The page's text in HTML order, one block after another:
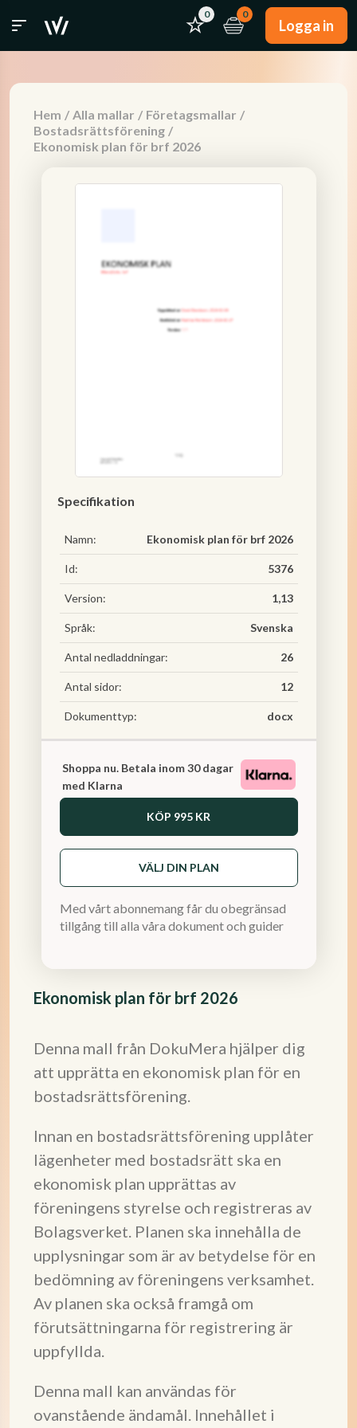
0 0
Logga in
Hem / Alla mallar / Företagsmallar /
Bostadsrättsförening /
Ekonomisk plan för brf 2026
Ekonomisk plan för brf 2026
Denna mall från DokuMera hjälper dig
att upprätta en ekonomisk plan för en
bostadsrättsförening.
Innan en bostadsrättsförening upplåter
lägenheter med bostadsrätt ska en
ekonomisk plan upprättas av
föreningens styrelse och registreras av
Bolagsverket. Planen ska innehålla de
upplysningar som är av betydelse för en
bedömning av föreningens verksamhet.
Av planen ska också framgå om
förutsättningarna för registrering är
uppfyllda.
Denna mall kan användas för
ovanstående ändamål. Innehållet i
Specifikation
Namn: Ekonomisk plan för brf 2026
Id: 5376
Version: 1,13
Språk: Svenska
Antal nedladdningar: 26
Antal sidor: 12
Dokumenttyp: docx
Shoppa nu. Betala inom 30 dagar
med Klarna
KÖP 995 KR
VÄLJ DIN PLAN
Med vårt abonnemang får du obegränsad
tillgång till alla våra dokument och guider